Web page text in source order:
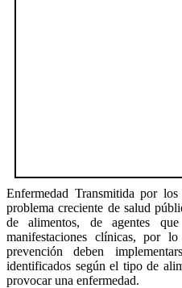
Enfermedad Transmitida por
problema creciente de salud
de alimentos, de agentes
manifestaciones clínicas, por
prevención deben
identificados según el tipo de
provocar una enfermedad.